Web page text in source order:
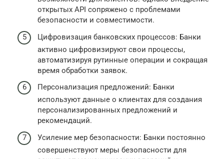
открытых API сопряжено с проблемами
безопасности и совместимости.
Цифровизация банковских процессов: Банки
активно цифровизируют свои процессы,
автоматизируя рутинные операции и сокращая
время обработки заявок.
Персонализация предложений: Банки
используют данные о клиентах для создания
персонализированных предложений и
рекомендаций.
Усиление мер безопасности: Банки постоянно
совершенствуют меры безопасности для